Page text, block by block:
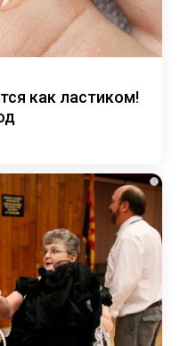
как ластиком!
i